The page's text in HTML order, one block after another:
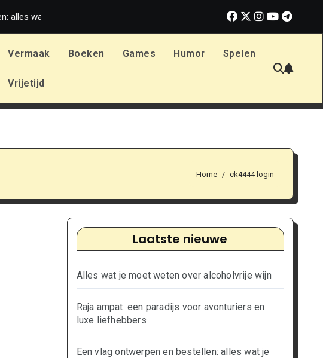
wat je moet weten bij Print.com Verhoog je libido: praktische tips
Vermaak Boeken Games Humor Spelen
Vrijetijd
Home ck4444 login
Laatste nieuwe
Alles wat je moet weten over alcoholvrije wijn
Raja ampat: een paradijs voor avonturiers en
luxe liefhebbers
Een vlag ontwerpen en bestellen: alles wat je